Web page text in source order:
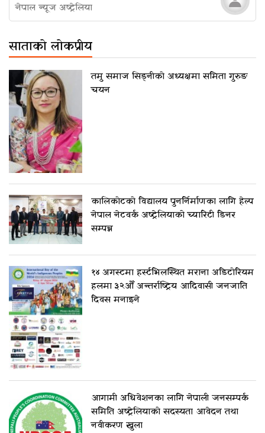
नेपाल न्यूज अष्ट्रेलिया
साताको लोकप्रीय
तमु समाज सिड्नीको अध्यक्षमा समिता गुरुङ
चयन
कालिकोटको विद्यालय पुनर्निर्माणका लागि हेल्प
नेपाल नेटवर्क अष्ट्रेलियाको च्यारिटी डिनर
सम्पन्न
१४ अगस्टमा हर्स्टभिलस्थित मराना अडिटोरियम
हलमा ३२औँ अन्तर्राष्ट्रिय आदिवासी जनजाति
दिवस मनाइने
आगामी अधिवेशनका लागि नेपाली जनसम्पर्क
समिति अष्ट्रेलियाको सदस्यता आवेदन तथा
नवीकरण खुला